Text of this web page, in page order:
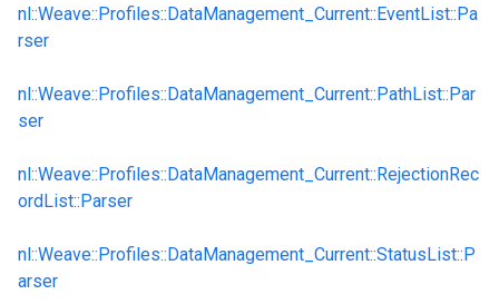
nl::Weave::Profiles::DataManagement_Current::EventList::Pa
rser
nl::Weave::Profiles::DataManagement_Current::PathList::Par
ser
nl::Weave::Profiles::DataManagement_Current::RejectionRec
ordList::Parser
nl::Weave::Profiles::DataManagement_Current::StatusList::P
arser